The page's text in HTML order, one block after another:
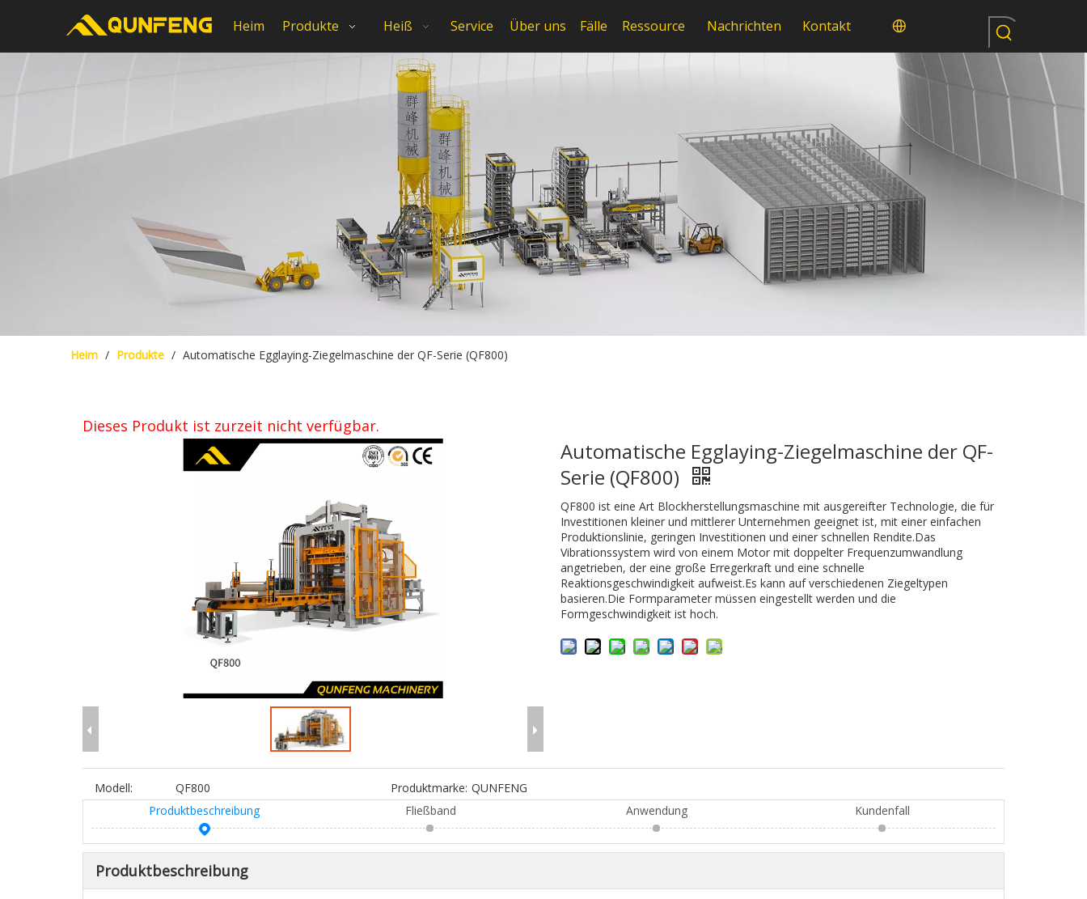
Heim Produkte Heiß Service Über uns Fälle Ressource Nachrichten Kontakt
Heim / Produkte / Automatische Egglaying-Ziegelmaschine der QF-Serie (QF800)
Dieses Produkt ist zurzeit nicht verfügbar.
Automatische Egglaying-Ziegelmaschine der QF-
Serie (QF800)
QF800 ist eine Art Blockherstellungsmaschine mit ausgereifter Technologie, die für
Investitionen kleiner und mittlerer Unternehmen geeignet ist, mit einer einfachen
Produktionslinie, geringen Investitionen und einer schnellen Rendite.Das
Vibrationssystem wird von einem Motor mit doppelter Frequenzumwandlung
angetrieben, der eine große Erregerkraft und eine schnelle
Reaktionsgeschwindigkeit aufweist.Es kann auf verschiedenen Ziegeltypen
basieren.Die Formparameter müssen eingestellt werden und die
Formgeschwindigkeit ist hoch.
Modell: QF800 Produktmarke: QUNFENG
Produktbeschreibung
Fließband Anwendung Kundenfall
Produktbeschreibung